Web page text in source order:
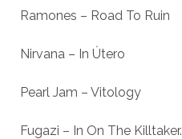
Ramones – Road To Ruin
Nirvana – In Útero
Pearl Jam – Vitology
Fugazi – In On The Killtaker.